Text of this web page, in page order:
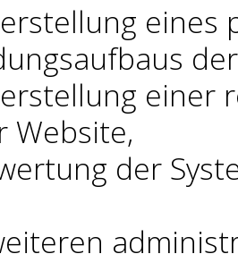
eines
einer
Website,
der